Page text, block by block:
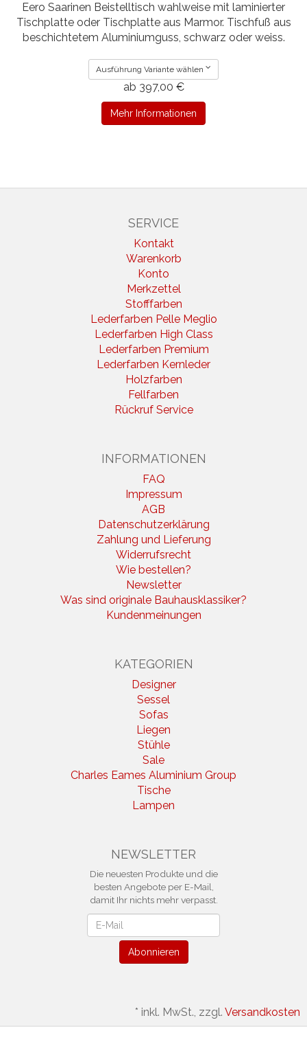
Eero Saarinen Beistelltisch wahlweise mit laminierter
Tischplatte oder Tischplatte aus Marmor. Tischfuß aus
beschichtetem Aluminiumguss, schwarz oder weiss.
Ausführung Variante wählen
ab 397,00 €
Mehr Informationen
SERVICE
Kontakt
Warenkorb
Konto
Merkzettel
Stofffarben
Lederfarben Pelle Meglio
Lederfarben High Class
Lederfarben Premium
Lederfarben Kernleder
Holzfarben
Fellfarben
Rückruf Service
INFORMATIONEN
FAQ
Impressum
AGB
Datenschutzerklärung
Zahlung und Lieferung
Widerrufsrecht
Wie bestellen?
Newsletter
Was sind originale Bauhausklassiker?
Kundenmeinungen
KATEGORIEN
Designer
Sessel
Sofas
Liegen
Stühle
Sale
Charles Eames Aluminium Group
Tische
Lampen
NEWSLETTER
Die neuesten Produkte und die
besten Angebote per E-Mail,
damit Ihr nichts mehr verpasst.
Abonnieren
* inkl. MwSt., zzgl. Versandkosten